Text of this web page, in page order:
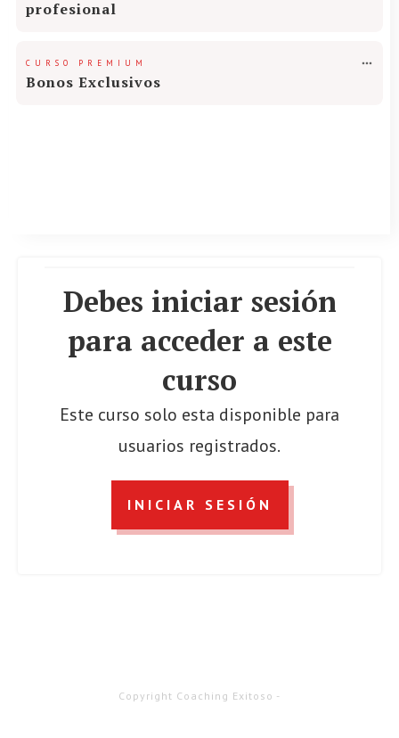
Debes iniciar sesión
para acceder a este
curso
Este curso solo esta disponible para
usuarios registrados.
INICIAR SESIÓN
profesional
CURSO PREMIUM
Bonos Exclusivos
Copyright Coaching Exitoso -